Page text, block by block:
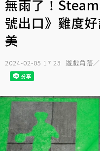
無雨了！
號出口》雞度
美
2024-02-05 17:23 遊戲角落